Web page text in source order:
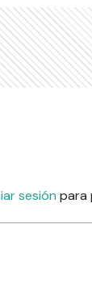
sesión para